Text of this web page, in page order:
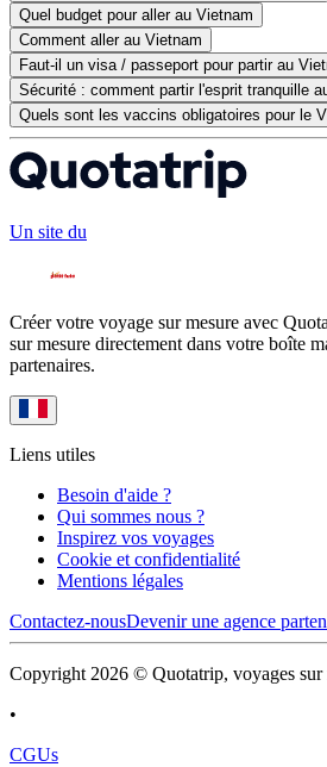
Quel budget pour aller au Vietnam
Comment aller au Vietnam
Faut-il un visa / passeport pour partir au
Sécurité : comment partir l'esprit tranquille
Quels sont les vaccins obligatoires pour le
Un site du
Créer votre voyage sur mesure avec
sur mesure directement dans votre boîte
partenaires.
Liens utiles
Besoin d'aide ?
Qui sommes nous ?
Inspirez vos voyages
Cookie et confidentialité
Mentions légales
Contactez-nousDevenir une agence
Copyright 2026 © Quotatrip, voyages sur
•
CGUs